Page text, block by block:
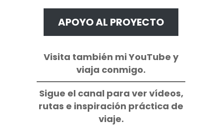
APOYO AL PROYECTO
Visita también mi YouTube y
viaja conmigo.
Sigue el canal para ver vídeos,
rutas e inspiración práctica de
viaje.